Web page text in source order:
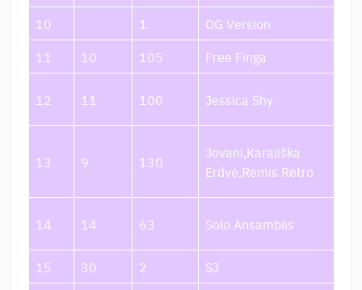
10
1 OG Version
11
10 105 Free Finga
12 11 100 Jessica Shy
13 9 130
Jovani,Karališka
Erdvė,Remis Retro
14 14 63 Solo Ansamblis
15
30 2 SJ